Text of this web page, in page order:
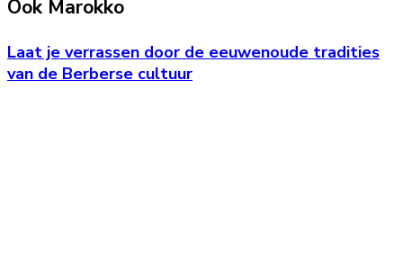
Ook Marokko
Laat je verrassen door de eeuwenoude tradities
van de Berberse cultuur